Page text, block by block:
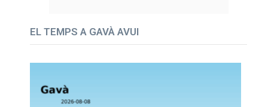
EL TEMPS A GAVÀ AVUI